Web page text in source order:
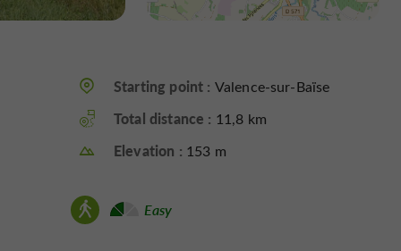
Starting point : Valence-sur-Baïse
Total distance : 11,8 km
Elevation : 153 m
Easy